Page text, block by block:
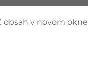
v novom okne